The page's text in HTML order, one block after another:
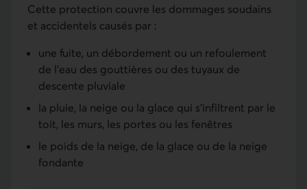
Cette protection couvre les dommages soudains
et accidentels causés par :
une fuite, un débordement ou un refoulement
de l’eau des gouttières ou des tuyaux de
descente pluviale
la pluie, la neige ou la glace qui s'infiltrent par le
toit, les murs, les portes ou les fenêtres
le poids de la neige, de la glace ou de la neige
fondante